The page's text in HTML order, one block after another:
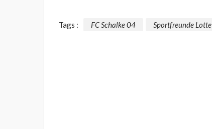
Tags : FC Schalke 04 Sportfreunde Lotte